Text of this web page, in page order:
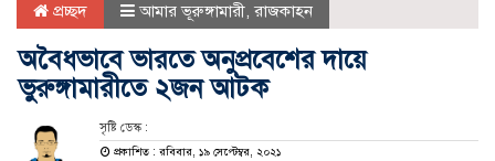
প্রচ্ছদ আমার ভূরুঙ্গামারী, রাজকাহন
অবৈধভাবে ভারতে অনুপ্রবেশের দায়ে
ভুরুঙ্গামারীতে ২জন আটক
সৃষ্টি ডেস্ক :
প্রকাশিত : রবিবার, ১৯ সেপ্টেম্বর, ২০২১